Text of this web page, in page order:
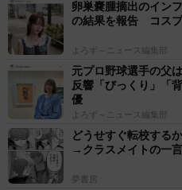
卵巣嚢腫摘出のイン
の結果を報告 コスプ
よろず～ニュース編集部
元プロ野球選手の父
反響「びっくり」「
優
よろず～ニュース編集部
どうせすぐ転校する
→クラスメイトの一
夢書房